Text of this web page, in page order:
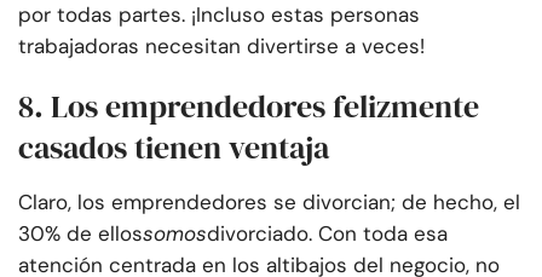
por todas partes. ¡Incluso estas personas
trabajadoras necesitan divertirse a veces!
8. Los emprendedores felizmente
casados tienen ventaja
Claro, los emprendedores se divorcian; de hecho, el
30% de ellossomosdivorciado. Con toda esa
atención centrada en los altibajos del negocio, no